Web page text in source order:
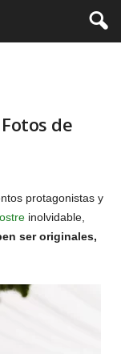
de
protagonistas y
inolvidable,
ser originales,